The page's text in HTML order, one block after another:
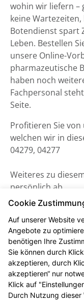
wohin wir liefern –
keine
Botendienst spart
Leben. Bestellen
unsere Online-
pharmazeutische
haben noch
Fachpersonal
Seite.
Profitieren Sie
welchen wir in
04279, 04277
Weiteres zu
persönlich ab.
Cookie
Auf unserer Website
Angebote zu
benötigen Ihre
Sie können durch
akzeptieren, durch
akzeptieren“ nur
Klick auf
Durch Nutzung dieser